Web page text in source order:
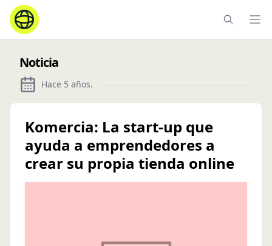
Noticia
Hace 5 años.
Komercia: La start-up que
ayuda a emprendedores a
crear su propia tienda online